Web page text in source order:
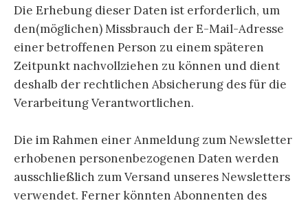
Die Erhebung dieser Daten ist erforderlich, um
den(möglichen) Missbrauch der E-Mail-Adresse
einer betroffenen Person zu einem späteren
Zeitpunkt nachvollziehen zu können und dient
deshalb der rechtlichen Absicherung des für die
Verarbeitung Verantwortlichen.
Die im Rahmen einer Anmeldung zum Newsletter
erhobenen personenbezogenen Daten werden
ausschließlich zum Versand unseres Newsletters
verwendet. Ferner könnten Abonnenten des